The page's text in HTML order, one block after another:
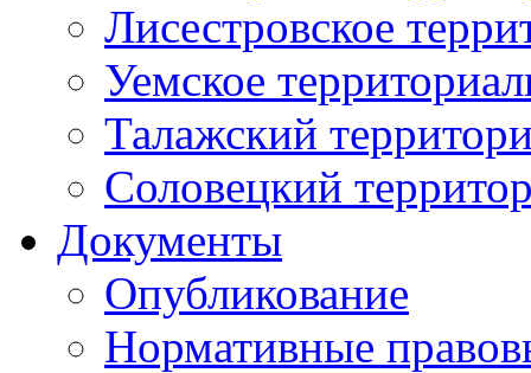
Лисестровское
Уемское
Талажский
Соловецкий
Документы
Опубликование
Нормативные